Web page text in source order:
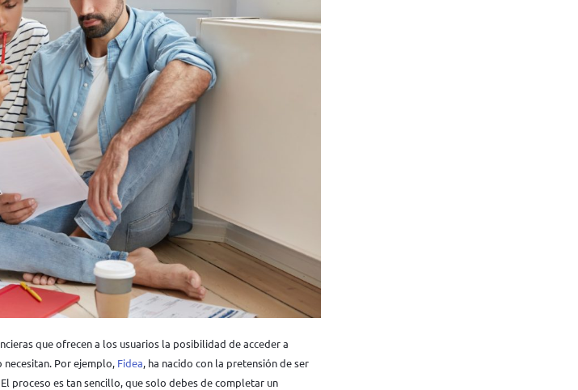
que ofrecen a los usuarios la posibilidad de acceder a
Por ejemplo, Fidea, ha nacido con la pretensión de ser
proceso es tan sencillo, que solo debes de completar un